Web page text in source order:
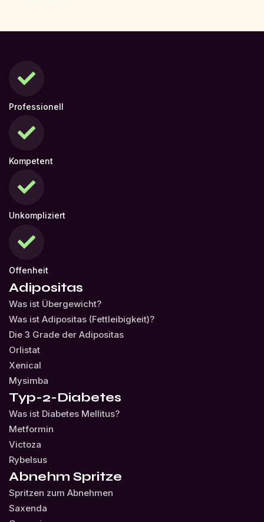
Professionell
Kompetent
Unkompliziert
Offenheit
Adipositas
Was ist Übergewicht?
Was ist Adipositas (Fettleibigkeit)?
Die 3 Grade der Adipositas
Orlistat
Xenical
Mysimba
Typ-2-Diabetes
Was ist Diabetes Mellitus?
Metformin
Victoza
Rybelsus
Abnehm Spritze
Spritzen zum Abnehmen
Saxenda